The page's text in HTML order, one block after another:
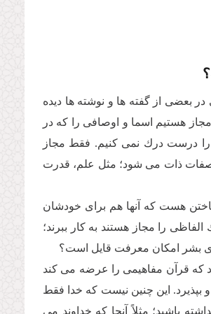
بعضى از گفته ها و نوشته ها دیده
هستیم اسما و اوصافى را كه در
را درست درك نمى كنیم. فقط مجاز
ذات مى شود؛ مثل علم، قدرت
هست كه آنها هم براى خودشان
را مجاز هستند به كار ببرند؛
بشر امكان معرفت قایل است؟
كه قرآن مفاهیمى را عرضه مى كند
بپذیرد. این چنین نیست كه خدا فقط
باشید؛ مثلاً آنجا كه خداوند مى